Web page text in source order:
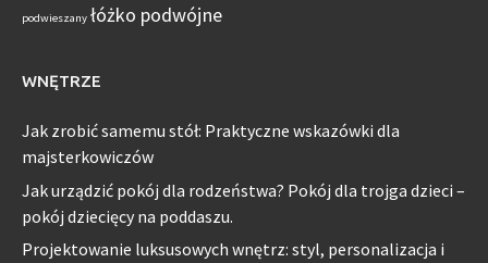
podwieszany łóżko podwójne
WNĘTRZE
Jak zrobić samemu stół: Praktyczne wskazówki dla
majsterkowiczów
Jak urządzić pokój dla rodzeństwa? Pokój dla trojga dzieci –
pokój dziecięcy na poddaszu.
Projektowanie luksusowych wnętrz: styl, personalizacja i